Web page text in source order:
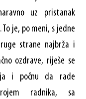
uz pristanak
je, po meni, s jedne
strane najbrža i
ozdrave, riješe se
i počnu da rade
radnika, sa